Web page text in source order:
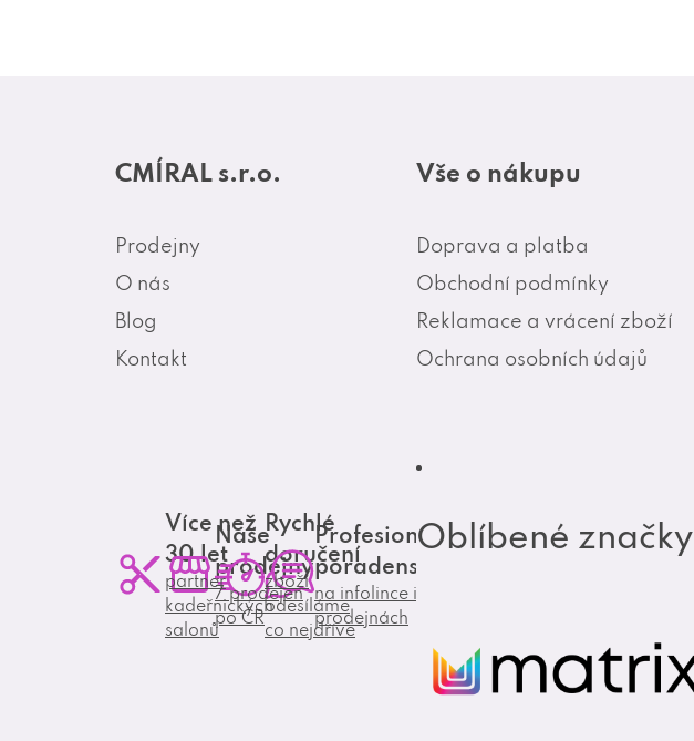
CMÍRAL s.r.o.
Prodejny
O nás
Blog
Kontakt
Vše o nákupu
Doprava a platba
Obchodní podmínky
Reklamace a vrácení zboží
Ochrana osobních údajů
Více než
30 let
partner
kadeřnických
salonů
Naše
prodejny
7 prodejen
po ČR
Rychlé
doručení
zboží
odesíláme
co nejdříve
Profesionální
poradenství
na infolince i
prodejnách
Oblíbené značky